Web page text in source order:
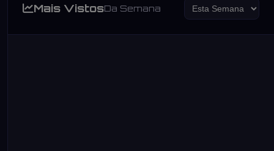
Mais VistosDa Semana